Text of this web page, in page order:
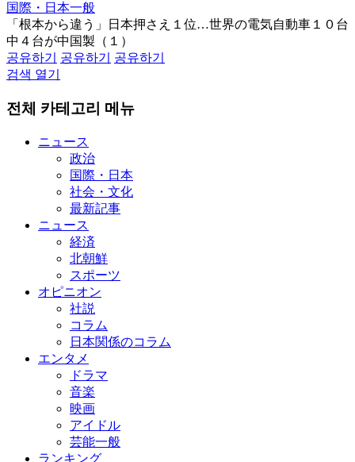
国際・日本一般
「根本から違う」日本押さえ１位…世界の電気自動車１０台
中４台が中国製（１）
공유하기
공유하기
공유하기
검색 열기
전체 카테고리 메뉴
ニュース
政治
国際・日本
社会・文化
最新記事
ニュース
経済
北朝鮮
スポーツ
オピニオン
社説
コラム
日本関係のコラム
エンタメ
ドラマ
音楽
映画
アイドル
芸能一般
ランキング